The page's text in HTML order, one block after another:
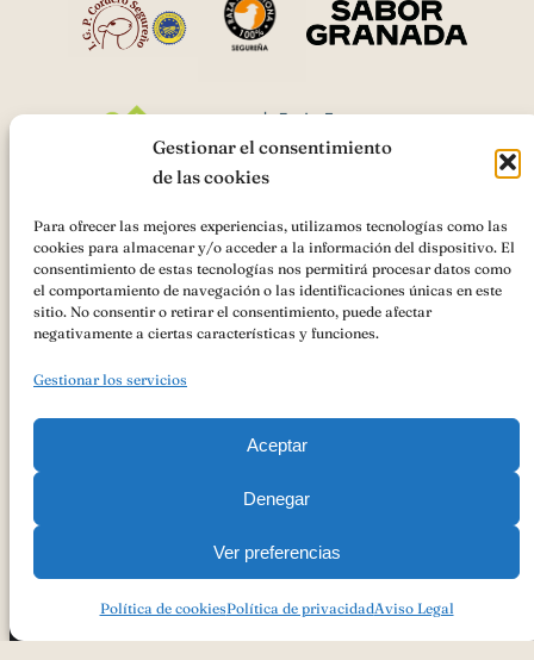
Gestionar el consentimiento
de las cookies
Para ofrecer las mejores experiencias, utilizamos tecnologías como las
cookies para almacenar y/o acceder a la información del dispositivo. El
consentimiento de estas tecnologías nos permitirá procesar datos como
el comportamiento de navegación o las identificaciones únicas en este
sitio. No consentir o retirar el consentimiento, puede afectar
negativamente a ciertas características y funciones.
Gestionar los servicios
Aceptar
Denegar
Ver preferencias
Política de cookiesPolítica de privacidadAviso Legal
AsociaciónIGP Cordero Segureño
ha recibido una ayuda de la
Unión Europea con cargo al
«Cooperación para la promoción de los
productos agrícolas y alimenticios en regímenes de calidad
(Intervención 7132)»Ayudas FEADER , Andalucía 2023-2027 para
PROMOCIÓN DEL MERCADO INTERIOR DE PRODUCTOS
CALIDAD AL ÓRGANO DE GESTIÓN DE LA INDICACIÓN
GEOGRÁFICA PROTEGIDA CORDERO SEGUREÑO
Copyright 2023
Política De PrivacidadAviso LegalPolítica De Cookies